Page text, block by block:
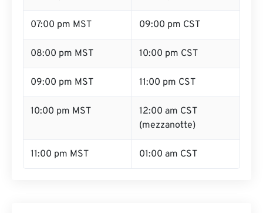
07:00 pm MST 09:00 pm CST
08:00 pm MST 10:00 pm CST
09:00 pm MST 11:00 pm CST
10:00 pm MST
12:00 am CST
(mezzanotte)
11:00 pm MST 01:00 am CST